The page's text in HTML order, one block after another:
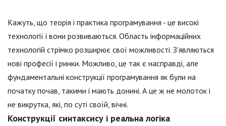
Кажуть, що теорія і практика програмування - це високі
технології і вони розвиваються. Область інформаційних
технологій стрімко розширює свої можливості. З'являються
нові професії і ринки. Можливо, це так є насправді, але
фундаментальні конструкції програмування як були на
початку почав, такими і мають донині. А це ж не молоток і
не викрутка, які, по суті своїй, вічні.
Конструкції синтаксису і реальна логіка